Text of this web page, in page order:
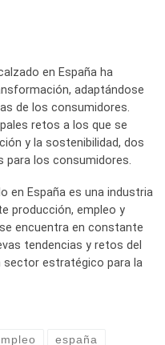
en España ha
adaptándose
de los consumidores.
retos a los que se
y la sostenibilidad, dos
para los consumidores.
en España es una industria
producción, empleo y
encuentra en constante
tendencias y retos del
sector estratégico para la
españa